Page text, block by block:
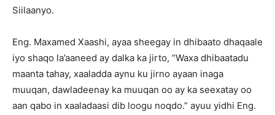
Siilaanyo.
Eng. Maxamed Xaashi, ayaa sheegay in dhibaato dhaqaale
iyo shaqo la’aaneed ay dalka ka jirto, “Waxa dhibaatadu
maanta tahay, xaaladda aynu ku jirno ayaan inaga
muuqan, dawladeenay ka muuqan oo ay ka seexatay oo
aan qabo in xaaladaasi dib loogu noqdo.” ayuu yidhi Eng.